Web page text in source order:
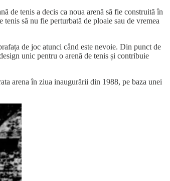
de tenis a decis ca noua arenă să fie construită în
să nu fie perturbată de ploaie sau de vremea
de joc atunci când este nevoie. Din punct de
unic pentru o arenă de tenis și contribuie
arena în ziua inaugurării din 1988, pe baza unei